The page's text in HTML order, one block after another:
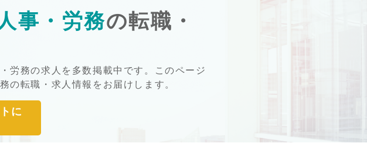
事・労務の転職・
労務の求人を多数掲載中です。このページ
の転職・求人情報をお届けします。
に